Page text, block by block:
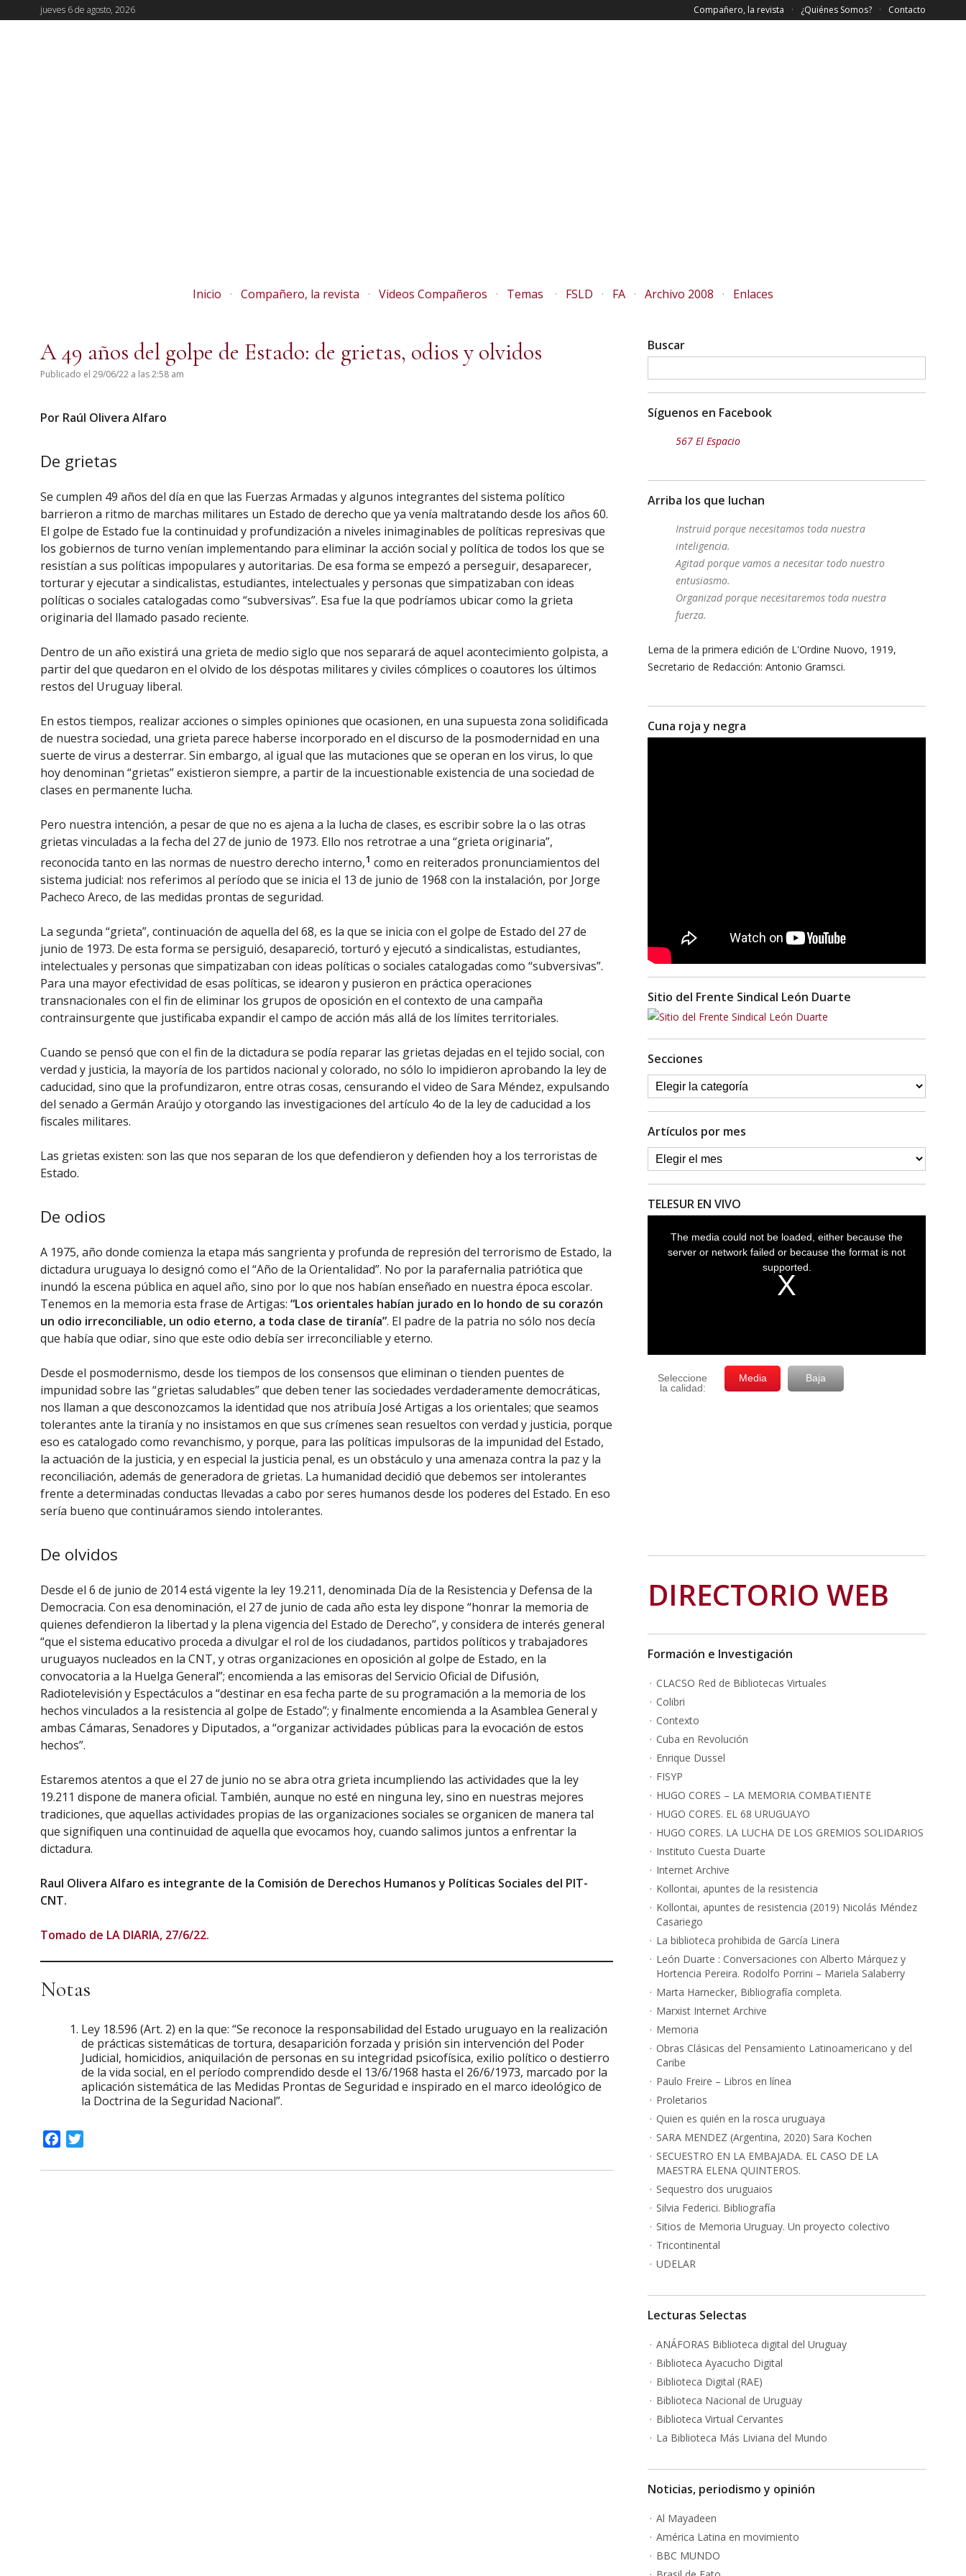
jueves 6 de agosto, 2026 Compañero, la revista ¿Quiénes Somos? Contacto
Inicio Compañero, la revista Videos Compañeros Temas FSLD FA Archivo 2008 Enlaces
A 49 años del golpe de Estado: de grietas, odios y olvidos
Publicado el 29/06/22 a las 2:58 am
Por Raúl Olivera Alfaro
De grietas
Se cumplen 49 años del día en que las Fuerzas Armadas y algunos integrantes del sistema político
barrieron a ritmo de marchas militares un Estado de derecho que ya venía maltratando desde los años 60.
El golpe de Estado fue la continuidad y profundización a niveles inimaginables de políticas represivas que
los gobiernos de turno venían implementando para eliminar la acción social y política de todos los que se
resistían a sus políticas impopulares y autoritarias. De esa forma se empezó a perseguir, desaparecer,
torturar y ejecutar a sindicalistas, estudiantes, intelectuales y personas que simpatizaban con ideas
políticas o sociales catalogadas como “subversivas”. Esa fue la que podríamos ubicar como la grieta
originaria del llamado pasado reciente.
Dentro de un año existirá una grieta de medio siglo que nos separará de aquel acontecimiento golpista, a
partir del que quedaron en el olvido de los déspotas militares y civiles cómplices o coautores los últimos
restos del Uruguay liberal.
En estos tiempos, realizar acciones o simples opiniones que ocasionen, en una supuesta zona solidificada
de nuestra sociedad, una grieta parece haberse incorporado en el discurso de la posmodernidad en una
suerte de virus a desterrar. Sin embargo, al igual que las mutaciones que se operan en los virus, lo que
hoy denominan “grietas” existieron siempre, a partir de la incuestionable existencia de una sociedad de
clases en permanente lucha.
Pero nuestra intención, a pesar de que no es ajena a la lucha de clases, es escribir sobre la o las otras
grietas vinculadas a la fecha del 27 de junio de 1973. Ello nos retrotrae a una “grieta originaria”,
reconocida tanto en las normas de nuestro derecho interno,1 como en reiterados pronunciamientos del
sistema judicial: nos referimos al período que se inicia el 13 de junio de 1968 con la instalación, por Jorge
Pacheco Areco, de las medidas prontas de seguridad.
La segunda “grieta”, continuación de aquella del 68, es la que se inicia con el golpe de Estado del 27 de
junio de 1973. De esta forma se persiguió, desapareció, torturó y ejecutó a sindicalistas, estudiantes,
intelectuales y personas que simpatizaban con ideas políticas o sociales catalogadas como “subversivas”.
Para una mayor efectividad de esas políticas, se idearon y pusieron en práctica operaciones
transnacionales con el fin de eliminar los grupos de oposición en el contexto de una campaña
contrainsurgente que justificaba expandir el campo de acción más allá de los límites territoriales.
Cuando se pensó que con el fin de la dictadura se podía reparar las grietas dejadas en el tejido social, con
verdad y justicia, la mayoría de los partidos nacional y colorado, no sólo lo impidieron aprobando la ley de
caducidad, sino que la profundizaron, entre otras cosas, censurando el video de Sara Méndez, expulsando
del senado a Germán Araújo y otorgando las investigaciones del artículo 4o de la ley de caducidad a los
fiscales militares.
Las grietas existen: son las que nos separan de los que defendieron y defienden hoy a los terroristas de
Estado.
De odios
A 1975, año donde comienza la etapa más sangrienta y profunda de represión del terrorismo de Estado, la
dictadura uruguaya lo designó como el “Año de la Orientalidad”. No por la parafernalia patriótica que
inundó la escena pública en aquel año, sino por lo que nos habían enseñado en nuestra época escolar.
Tenemos en la memoria esta frase de Artigas: “Los orientales habían jurado en lo hondo de su corazón
un odio irreconciliable, un odio eterno, a toda clase de tiranía”. El padre de la patria no sólo nos decía
que había que odiar, sino que este odio debía ser irreconciliable y eterno.
Desde el posmodernismo, desde los tiempos de los consensos que eliminan o tienden puentes de
impunidad sobre las “grietas saludables” que deben tener las sociedades verdaderamente democráticas,
nos llaman a que desconozcamos la identidad que nos atribuía José Artigas a los orientales; que seamos
tolerantes ante la tiranía y no insistamos en que sus crímenes sean resueltos con verdad y justicia, porque
eso es catalogado como revanchismo, y porque, para las políticas impulsoras de la impunidad del Estado,
la actuación de la justicia, y en especial la justicia penal, es un obstáculo y una amenaza contra la paz y la
reconciliación, además de generadora de grietas. La humanidad decidió que debemos ser intolerantes
frente a determinadas conductas llevadas a cabo por seres humanos desde los poderes del Estado. En eso
sería bueno que continuáramos siendo intolerantes.
De olvidos
Desde el 6 de junio de 2014 está vigente la ley 19.211, denominada Día de la Resistencia y Defensa de la
Democracia. Con esa denominación, el 27 de junio de cada año esta ley dispone “honrar la memoria de
quienes defendieron la libertad y la plena vigencia del Estado de Derecho”, y considera de interés general
“que el sistema educativo proceda a divulgar el rol de los ciudadanos, partidos políticos y trabajadores
uruguayos nucleados en la CNT, y otras organizaciones en oposición al golpe de Estado, en la
convocatoria a la Huelga General”; encomienda a las emisoras del Servicio Oficial de Difusión,
Radiotelevisión y Espectáculos a “destinar en esa fecha parte de su programación a la memoria de los
hechos vinculados a la resistencia al golpe de Estado”; y finalmente encomienda a la Asamblea General y
ambas Cámaras, Senadores y Diputados, a “organizar actividades públicas para la evocación de estos
hechos”.
Estaremos atentos a que el 27 de junio no se abra otra grieta incumpliendo las actividades que la ley
19.211 dispone de manera oficial. También, aunque no esté en ninguna ley, sino en nuestras mejores
tradiciones, que aquellas actividades propias de las organizaciones sociales se organicen de manera tal
que signifiquen una continuidad de aquella que evocamos hoy, cuando salimos juntos a enfrentar la
dictadura.
Raul Olivera Alfaro es integrante de la Comisión de Derechos Humanos y Políticas Sociales del PIT-
CNT.
Tomado de LA DIARIA, 27/6/22.
Notas
Ley 18.596 (Art. 2) en la que: “Se reconoce la responsabilidad del Estado uruguayo en la realización
de prácticas sistemáticas de tortura, desaparición forzada y prisión sin intervención del Poder
Judicial, homicidios, aniquilación de personas en su integridad psicofísica, exilio político o destierro
de la vida social, en el período comprendido desde el 13/6/1968 hasta el 26/6/1973, marcado por la
aplicación sistemática de las Medidas Prontas de Seguridad e inspirado en el marco ideológico de
la Doctrina de la Seguridad Nacional”.
Facebook
Buscar
Síguenos en Facebook
567 El Espacio
Arriba los que luchan
Instruid porque necesitamos toda nuestra
inteligencia.
Agitad porque vamos a necesitar todo nuestro
entusiasmo.
Organizad porque necesitaremos toda nuestra
fuerza.
Lema de la primera edición de L'Ordine Nuovo, 1919,
Secretario de Redacción: Antonio Gramsci.
Cuna roja y negra
Sitio del Frente Sindical León Duarte
Secciones
Artículos por mes
TELESUR EN VIVO
DIRECTORIO WEB
Formación e Investigación
CLACSO Red de Bibliotecas Virtuales
Colibri
Contexto
Cuba en Revolución
Enrique Dussel
FISYP
HUGO CORES – LA MEMORIA COMBATIENTE
HUGO CORES. EL 68 URUGUAYO
HUGO CORES. LA LUCHA DE LOS GREMIOS SOLIDARIOS
Instituto Cuesta Duarte
Internet Archive
Kollontai, apuntes de la resistencia
Kollontai, apuntes de resistencia (2019) Nicolás Méndez
Casariego
La biblioteca prohibida de García Linera
León Duarte : Conversaciones con Alberto Márquez y
Hortencia Pereira. Rodolfo Porrini – Mariela Salaberry
Marta Harnecker, Bibliografía completa.
Marxist Internet Archive
Memoria
Obras Clásicas del Pensamiento Latinoamericano y del
Caribe
Paulo Freire – Libros en línea
Proletarios
Quien es quién en la rosca uruguaya
SARA MENDEZ (Argentina, 2020) Sara Kochen
SECUESTRO EN LA EMBAJADA. EL CASO DE LA
MAESTRA ELENA QUINTEROS.
Sequestro dos uruguaios
Silvia Federici. Bibliografía
Sitios de Memoria Uruguay. Un proyecto colectivo
Tricontinental
UDELAR
Lecturas Selectas
ANÁFORAS Biblioteca digital del Uruguay
Biblioteca Ayacucho Digital
Biblioteca Digital (RAE)
Biblioteca Nacional de Uruguay
Biblioteca Virtual Cervantes
La Biblioteca Más Liviana del Mundo
Noticias, periodismo y opinión
Al Mayadeen
América Latina en movimiento
BBC MUNDO